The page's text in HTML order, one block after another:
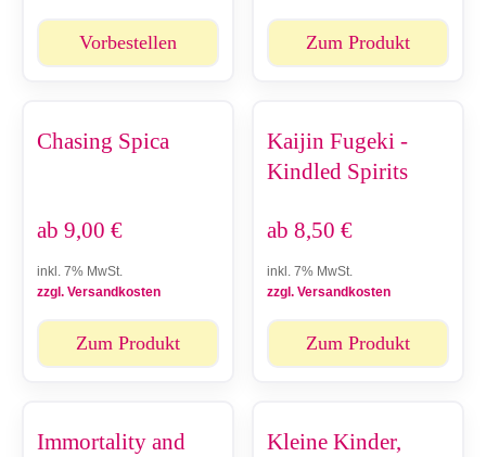
Vorbestellen Zum Produkt
Chasing Spica
ab 9,00 €
inkl. 7% MwSt.
zzgl. Versandkosten
Zum Produkt
Kaijin Fugeki -
Kindled Spirits
ab 8,50 €
inkl. 7% MwSt.
zzgl. Versandkosten
Zum Produkt
Immortality and
Kleine Kinder,